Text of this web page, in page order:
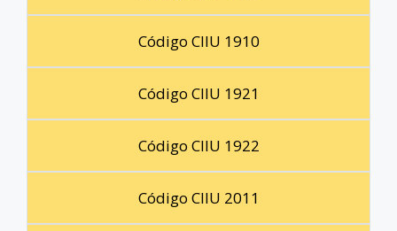
Código CIIU 1910
Código CIIU 1921
Código CIIU 1922
Código CIIU 2011